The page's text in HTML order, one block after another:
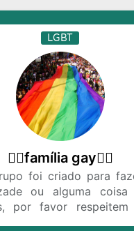
LGBT
🏳‍🌈família gay🏳‍🌈
foi criado para
ou alguma coisa
por favor respeitem